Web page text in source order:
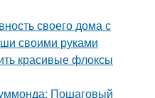
своего дома с
своими руками
красивые флоксы
Пошаговый